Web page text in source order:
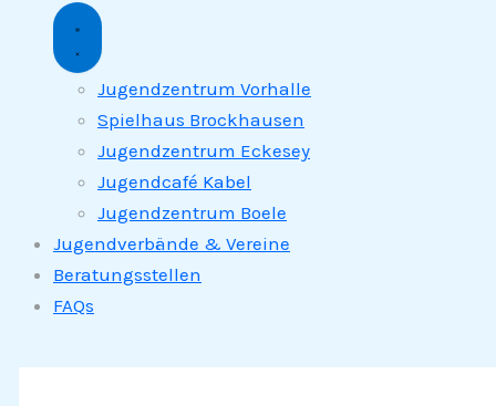
Jugendzentrum Vorhalle
Spielhaus Brockhausen
Jugendzentrum Eckesey
Jugendcafé Kabel
Jugendzentrum Boele
Jugendverbände & Vereine
Beratungsstellen
FAQs